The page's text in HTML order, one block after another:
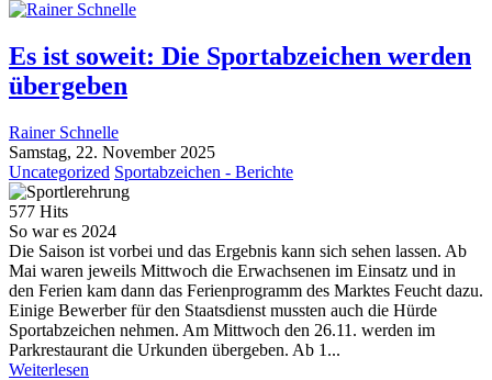
Es ist soweit: Die Sportabzeichen werden
übergeben
Rainer Schnelle
Samstag, 22. November 2025
Uncategorized Sportabzeichen - Berichte
577 Hits
So war es 2024
Die Saison ist vorbei und das Ergebnis kann sich sehen lassen. Ab
Mai waren jeweils Mittwoch die Erwachsenen im Einsatz und in
den Ferien kam dann das Ferienprogramm des Marktes Feucht dazu.
Einige Bewerber für den Staatsdienst mussten auch die Hürde
Sportabzeichen nehmen. Am Mittwoch den 26.11. werden im
Parkrestaurant die Urkunden übergeben. Ab 1...
Weiterlesen